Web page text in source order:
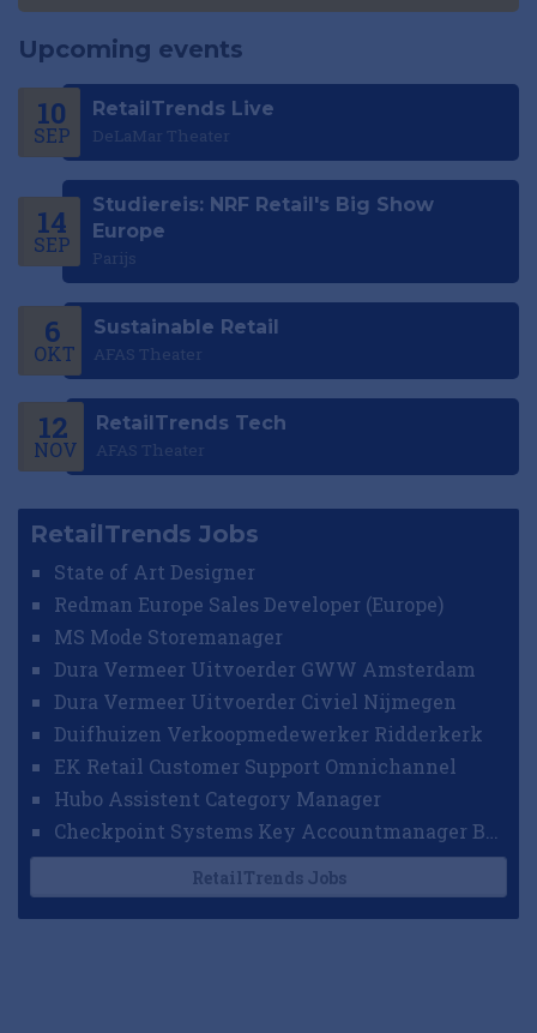
Upcoming events
10
SEP
RetailTrends Live
DeLaMar Theater
14
SEP
Studiereis: NRF Retail's Big Show
Europe
Parijs
6
OKT
Sustainable Retail
AFAS Theater
12
NOV
RetailTrends Tech
AFAS Theater
RetailTrends Jobs
State of Art Designer
Redman Europe Sales Developer (Europe)
MS Mode Storemanager
Dura Vermeer Uitvoerder GWW Amsterdam
Dura Vermeer Uitvoerder Civiel Nijmegen
Duifhuizen Verkoopmedewerker Ridderkerk
EK Retail Customer Support Omnichannel
Hubo Assistent Category Manager
Checkpoint Systems Key Accountmanager Benelux
RetailTrends Jobs